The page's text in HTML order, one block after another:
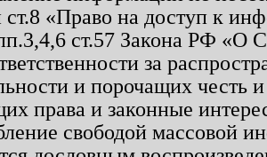
ст.8 «Право на доступ к
ст.57 Закона РФ «О
за
и порочащих честь
права и законные
свободой массовой